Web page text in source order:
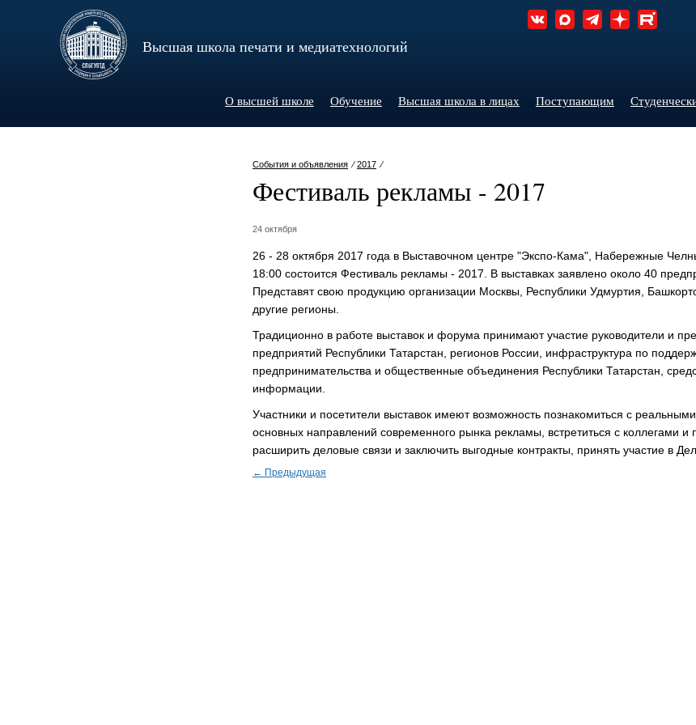
Высшая школа печати и медиатехнологий
О высшей школе Обучение Высшая школа в лицах Поступающим
События и объявления ⁄2017 ⁄
Фестиваль рекламы - 2017
24 октября
26 - 28 октября 2017 года в Выставочном центре "Экспо-Кама", Набережные
18:00 состоится Фестиваль рекламы - 2017. В выставках заявлено около 40
Представят свою продукцию организации Москвы, Республики Удмуртия,
другие регионы.
Традиционно в работе выставок и форума принимают участие руководители и
предприятий Республики Татарстан, регионов России, инфраструктура по
предпринимательства и общественные объединения Республики Татарстан,
информации.
Участники и посетители выставок имеют возможность познакомиться с
основных направлений современного рынка рекламы, встретиться с коллегами и
расширить деловые связи и заключить выгодные контракты, принять участие в
← Предыдущая